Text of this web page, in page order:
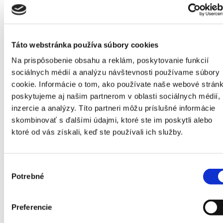
Táto webstránka používa súbory cookies
Na prispôsobenie obsahu a reklám, poskytovanie funkcií
sociálnych médií a analýzu návštevnosti používame súbory
cookie. Informácie o tom, ako používate naše webové
poskytujeme aj našim partnerom v oblasti sociálnych médií,
inzercie a analýzy. Títo partneri môžu príslušné informácie
skombinovať s ďalšími údajmi, ktoré ste im poskytli alebo
ktoré od vás získali, keď ste používali ich služby.
súhlasu
Potrebné
Preferencie
Domov
Produkty
Skleníky
Skleník Limes Hobby H-6/4,5
začínajúcich záhradkárov. Vďaka svojej kompaktnej veľkosti sa
zmestia aj do menšej záhradky. Skleník je samozrejme možné